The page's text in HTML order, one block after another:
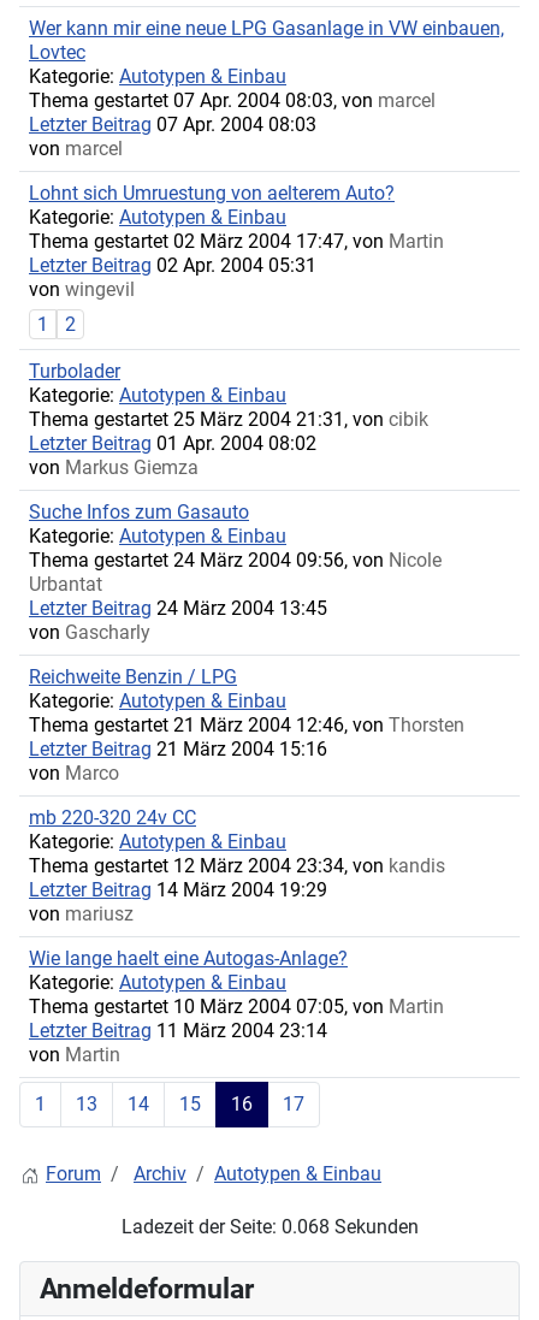
Wer kann mir eine neue LPG Gasanlage in VW einbauen,
Lovtec
Kategorie: Autotypen & Einbau
Thema gestartet 07 Apr. 2004 08:03, von marcel
Letzter Beitrag 07 Apr. 2004 08:03
von marcel
Lohnt sich Umruestung von aelterem Auto?
Kategorie: Autotypen & Einbau
Thema gestartet 02 März 2004 17:47, von Martin
Letzter Beitrag 02 Apr. 2004 05:31
von wingevil
1
2
Turbolader
Kategorie: Autotypen & Einbau
Thema gestartet 25 März 2004 21:31, von cibik
Letzter Beitrag 01 Apr. 2004 08:02
von Markus Giemza
Suche Infos zum Gasauto
Kategorie: Autotypen & Einbau
Thema gestartet 24 März 2004 09:56, von Nicole
Urbantat
Letzter Beitrag 24 März 2004 13:45
von Gascharly
Reichweite Benzin / LPG
Kategorie: Autotypen & Einbau
Thema gestartet 21 März 2004 12:46, von Thorsten
Letzter Beitrag 21 März 2004 15:16
von Marco
mb 220-320 24v CC
Kategorie: Autotypen & Einbau
Thema gestartet 12 März 2004 23:34, von kandis
Letzter Beitrag 14 März 2004 19:29
von mariusz
Wie lange haelt eine Autogas-Anlage?
Kategorie: Autotypen & Einbau
Thema gestartet 10 März 2004 07:05, von Martin
Letzter Beitrag 11 März 2004 23:14
von Martin
1 13 14 15 16 17
Forum Archiv Autotypen & Einbau
Ladezeit der Seite: 0.068 Sekunden
Anmeldeformular